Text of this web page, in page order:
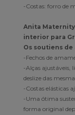
-Costas: forro de
Anita
interior para
Os soutiens
-Fechos de
-Alças ajustáveis,
deslize das
-Costas elásticas
-Uma ótima
forma original